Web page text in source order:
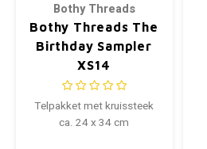
Bothy Threads
Bothy Threads The
Birthday Sampler
XS14
Telpakket met kruissteek
ca. 24 x 34 cm